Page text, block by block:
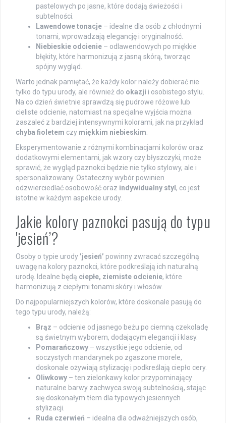
pastelowych po jasne, które dodają świeżości i
subtelności.
Lawendowe tonacje – idealne dla osób z chłodnymi
tonami, wprowadzają elegancję i oryginalność.
Niebieskie odcienie – odlawendowych po miękkie
błękity, które harmonizują z jasną skórą, tworząc
spójny wygląd.
Warto jednak pamiętać, że każdy kolor należy dobierać nie
tylko do typu urody, ale również do okazji i osobistego stylu.
Na co dzień świetnie sprawdzą się pudrowe różowe lub
cieliste odcienie, natomiast na specjalne wyjścia można
zaszaleć z bardziej intensywnymi kolorami, jak na przykład
chyba fioletem czy miękkim niebieskim
Eksperymentowanie z różnymi kombinacjami kolorów oraz
dodatkowymi elementami, jak wzory czy błyszczyki, może
sprawić, że wygląd paznokci będzie nie tylko stylowy, ale i
spersonalizowany. Ostateczny wybór powinien
odzwierciedlać osobowość oraz indywidualny styl , co jest
istotne w każdym aspekcie urody.
Jakie kolory paznokci pasują do typu
'jesień’?
Osoby o typie urody’jesień’ powinny zwracać szczególną
uwagę na kolory paznokci, które podkreślają ich naturalną
urodę. Idealne będą ciepłe, ziemiste odcienie, które
harmonizują z ciepłymi tonami skóry i włosów.
Do najpopularniejszych kolorów, które doskonale pasują do
tego typu urody, należą:
Brąz – odcienie od jasnego beżu po ciemną czekoladę
są świetnym wyborem, dodającym elegancji i klasy.
Pomarańczowy – wszystkie jego odcienie, od
soczystych mandarynek po zgaszone morele,
doskonale ożywiają stylizację i podkreślają ciepło cery.
Oliwkowy – ten zielonkawy kolor przypominający
naturalne barwy zachwyca swoją subtelnością, stając
się doskonałym tłem dla typowych jesiennych
stylizacji.
Ruda czerwień – idealna dla odważniejszych osób,